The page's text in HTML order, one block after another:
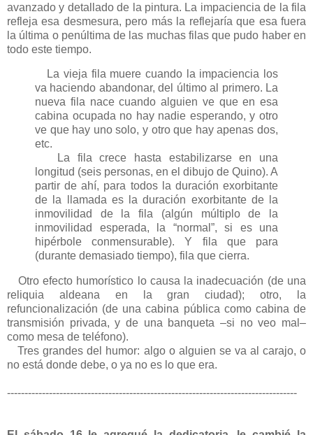
avanzado y detallado de la pintura. La impaciencia de la fila
refleja esa desmesura, pero más la reflejaría que esa fuera
la última o penúltima de las muchas filas que pudo haber en
todo este tiempo.
La vieja fila muere cuando la impaciencia los
va haciendo abandonar, del último al primero. La
nueva fila nace cuando alguien ve que en esa
cabina ocupada no hay nadie esperando, y otro
ve que hay uno solo, y otro que hay apenas dos,
etc.
La fila crece hasta estabilizarse en una
longitud (seis personas, en el dibujo de Quino). A
partir de ahí, para todos la duración exorbitante
de la llamada es la duración exorbitante de la
inmovilidad de la fila (algún múltiplo de la
inmovilidad esperada, la “normal”, si es una
hipérbole conmensurable). Y fila que para
(durante demasiado tiempo), fila que cierra.
Otro efecto humorístico lo causa la inadecuación (de una
reliquia aldeana en la gran ciudad); otro, la
refuncionalización (de una cabina pública como cabina de
transmisión privada, y de una banqueta –si no veo mal–
como mesa de teléfono).
Tres grandes del humor: algo o alguien se va al carajo, o
no está donde debe, o ya no es lo que era.
-----------------------------------------------------------------------------------